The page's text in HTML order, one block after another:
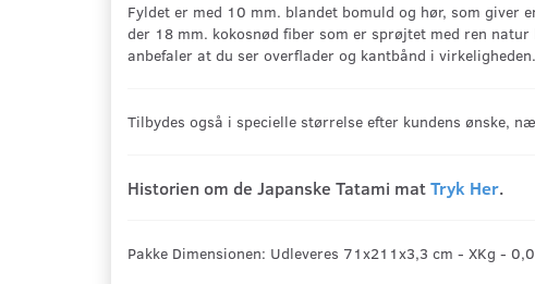
Fyldet er med 10 mm. blandet bomuld og hør, som giver
der 18 mm. kokosnød fiber som er sprøjtet med ren
anbefaler at du ser overflader og kantbånd i virkeligheden.
Tilbydes også i specielle størrelse efter kundens ønske,
Historien om de Japanske Tatami matTryk Her.
Pakke Dimensionen: Udleveres 71x211x3,3 cm - XKg -